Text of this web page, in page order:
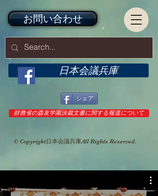
日本会議兵庫
© Copyright日本会議兵庫All Rights Reserved.
シェア
お問い合わせ
財務省の森友学園決裁文書に関する報道について